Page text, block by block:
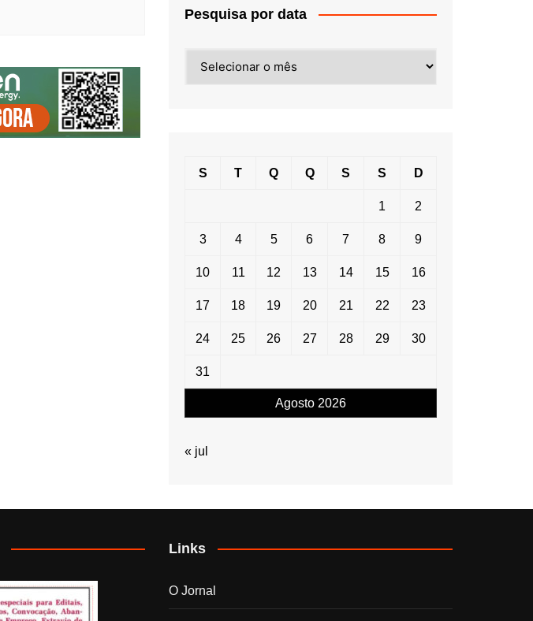
Pesquisa por data
por
Agosto 2026
S T Q Q S S D
1 2
3 4 5 6 7 8 9
10 11 12 13 14 15 16
17 18 19 20 21 22 23
24 25 26 27 28 29 30
31
« jul
Links
O Jornal